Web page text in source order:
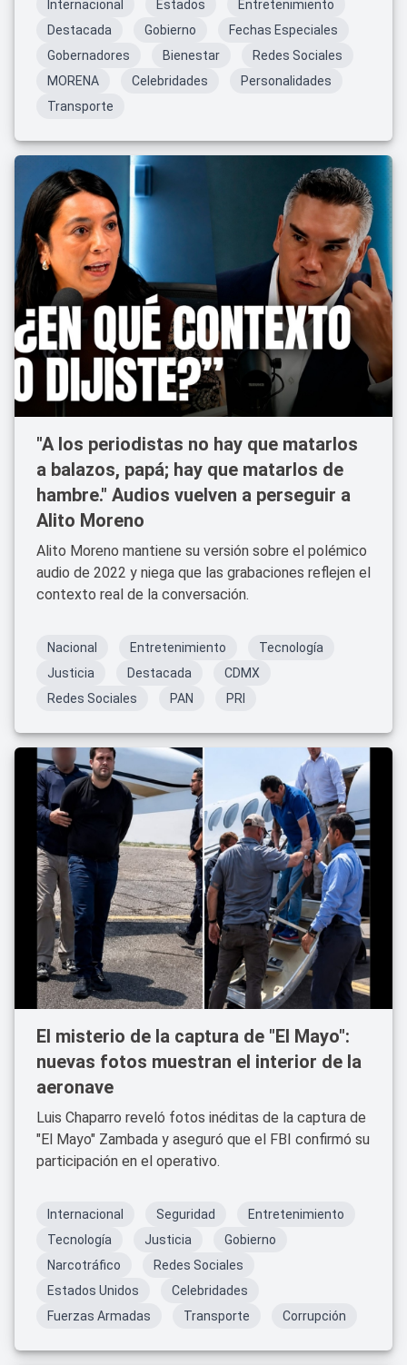
Internacional Estados
Entretenimiento
Destacada
Gobierno
Fechas Especiales
Gobernadores
Bienestar
Redes Sociales
MORENA
Celebridades
Personalidades
Transporte
"A los periodistas no hay que matarlos
a balazos, papá; hay que matarlos de
hambre." Audios vuelven a perseguir a
Alito Moreno
Alito Moreno mantiene su versión sobre el polémico
audio de 2022 y niega que las grabaciones reflejen el
contexto real de la conversación.
Nacional Entretenimiento
Tecnología
Justicia
Destacada
CDMX
Redes Sociales
PAN PRI
El misterio de la captura de "El Mayo":
nuevas fotos muestran el interior de la
aeronave
Luis Chaparro reveló fotos inéditas de la captura de
"El Mayo" Zambada y aseguró que el FBI confirmó su
participación en el operativo.
Internacional Seguridad
Entretenimiento
Tecnología
Justicia
Gobierno
Narcotráfico
Redes Sociales
Estados Unidos
Celebridades
Fuerzas Armadas
Transporte Corrupción